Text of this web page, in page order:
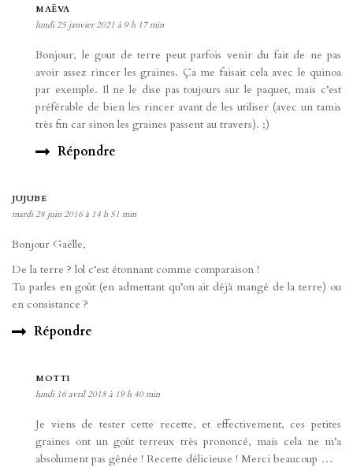
MAËVA
lundi 25 janvier 2021 à 9 h 17 min
Bonjour, le gout de terre peut parfois venir du fait de ne pas
avoir assez rincer les graines. Ça me faisait cela avec le quinoa
par exemple. Il ne le dise pas toujours sur le paquet, mais c’est
préférable de bien les rincer avant de les utiliser (avec un tamis
très fin car sinon les graines passent au travers). ;)
Répondre
JUJUBE
mardi 28 juin 2016 à 14 h 51 min
Bonjour Gaëlle,
De la terre ? lol c’est étonnant comme comparaison !
Tu parles en goût (en admettant qu’on ait déjà mangé de la terre) ou
en consistance ?
Répondre
MOTTI
lundi 16 avril 2018 à 19 h 40 min
Je viens de tester cette recette, et effectivement, ces petites
graines ont un goût terreux très prononcé, mais cela ne m’a
absolument pas gênée ! Recette délicieuse ! Merci beaucoup …